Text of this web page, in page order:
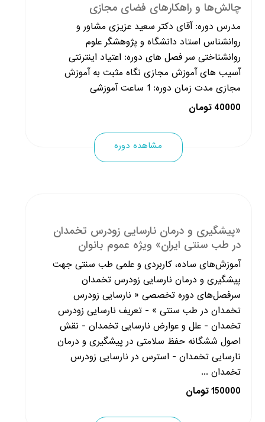
چالش‌ها و راهکارهای فضای مجازی
مدرس دوره: آقای دکتر سعید عزیزی مشاور و
روانشناس استاد دانشگاه و پژوهشگر علوم
روانشناختی سر فصل های دوره: اعتیاد اینترنتی
آسیب های آموزش مجازی نگاه مثبت به آموزش
مجازی مدت زمان دوره: 1 ساعت آموزشی
40000 تومان
مشاهده دوره
«پیشگیری و درمان نارسایی زودرس تخمدان
در طب سنتی ایران» ویژه عموم بانوان
آموزش‌های ساده، کاربردی و علمی طب سنتی جهت
پیشگیری و درمان نارسایی زودرس تخمدان
سرفصل‌های دوره تخصصی « نارسایی زودرس
تخمدان در طب سنتی » - تعریف نارسایی زودرس
تخمدان - علل و عوارض نارسایی تخمدان - نقش
اصول ششگانه حفظ سلامتی در پیشگیری و درمان
نارسایی تخمدان - استرس در نارسایی زودرس
تخمدان ...
150000 تومان